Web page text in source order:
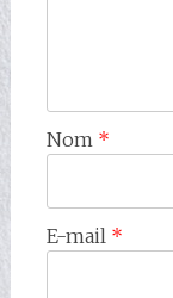
Nom *
E-mail *